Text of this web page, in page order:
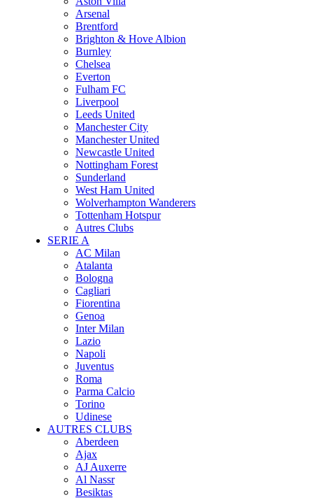
Arsenal
Brentford
Brighton & Hove Albion
Burnley
Chelsea
Everton
Fulham FC
Liverpool
Leeds United
Manchester City
Manchester United
Newcastle United
Nottingham Forest
Sunderland
West Ham United
Wolverhampton Wanderers
Tottenham Hotspur
Autres Clubs
SERIE A
AC Milan
Atalanta
Bologna
Cagliari
Fiorentina
Genoa
Inter Milan
Lazio
Napoli
Juventus
Roma
Parma Calcio
Torino
Udinese
AUTRES CLUBS
Aberdeen
Ajax
AJ Auxerre
Al Nassr
Besiktas